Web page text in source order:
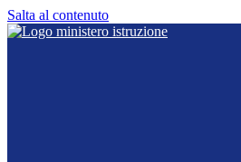
Salta al contenuto